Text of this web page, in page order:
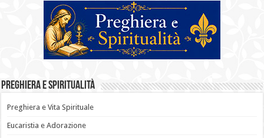
Preghiera e Spiritualità
Preghiera e Vita Spirituale
Eucaristia e Adorazione